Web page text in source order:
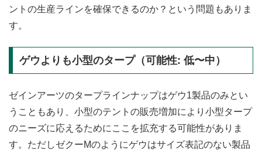
ントの生産ラインを確保できるのか？という問題もありま
す。
ゲウよりも小型のタープ（可能性: 低〜中）
ゼインアーツのタープラインナップはゲウ1製品のみとい
うこともあり、小型のテントの販売増加により小型タープ
のニーズに応えるためにここを拡充する可能性がありま
す。ただしゼクーMのようにゲウはサイズ表記のない製品